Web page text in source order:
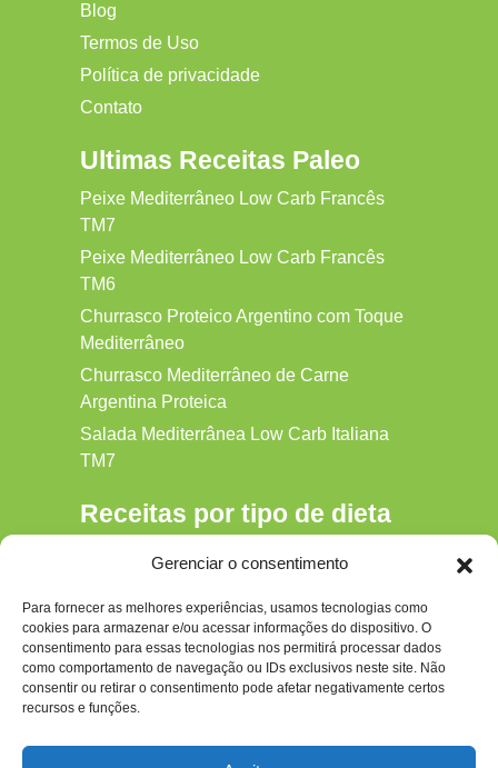
Gerenciar o consentimento
Para fornecer as melhores experiências, usamos tecnologias como
cookies para armazenar e/ou acessar informações do dispositivo. O
consentimento para essas tecnologias nos permitirá processar dados
como comportamento de navegação ou IDs exclusivos neste site. Não
consentir ou retirar o consentimento pode afetar negativamente certos
recursos e funções.
Blog
Termos de Uso
Política de privacidade
Contato
Ultimas Receitas Paleo
Peixe Mediterrâneo Low Carb Francês
TM7
Peixe Mediterrâneo Low Carb Francês
TM6
Churrasco Proteico Argentino com Toque
Mediterrâneo
Churrasco Mediterrâneo de Carne
Argentina Proteica
Salada Mediterrânea Low Carb Italiana
TM7
Receitas por tipo de dieta
Gluten‑free
Hipocalórica
Low Carb
Nenhum
Paleo